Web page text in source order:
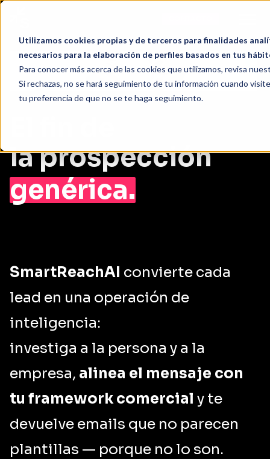
Utilizamos cookies propias y de terceros para finalidades
necesarios para la elaboración de perfiles basados en tus
Para conocer más acerca de las cookies que utilizamos, revisa
Si rechazas, no se hará seguimiento de tu información cuando
tu preferencia de que no se te haga seguimiento.
SmartReach AI
SmartReach AI
la prospección
genérica.
SmartReachAI convierte cada
lead en una operación de
inteligencia:
investiga a la persona y a la
empresa, alinea el mensaje con
tu framework comercial y te
devuelve emails que no parecen
plantillas — porque no lo son.